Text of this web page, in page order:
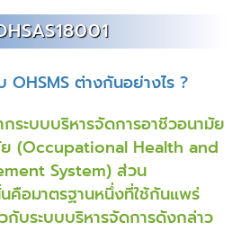
OHSMS ต่างกันอย่างไร ?
ระบบบริหารจัดการอาชีวอนามัย
(Occupational Health and
System) ส่วน
คือมาตรฐานหนึ่งที่ใช้กันแพร่
กับระบบบริหารจัดการดังกล่าว